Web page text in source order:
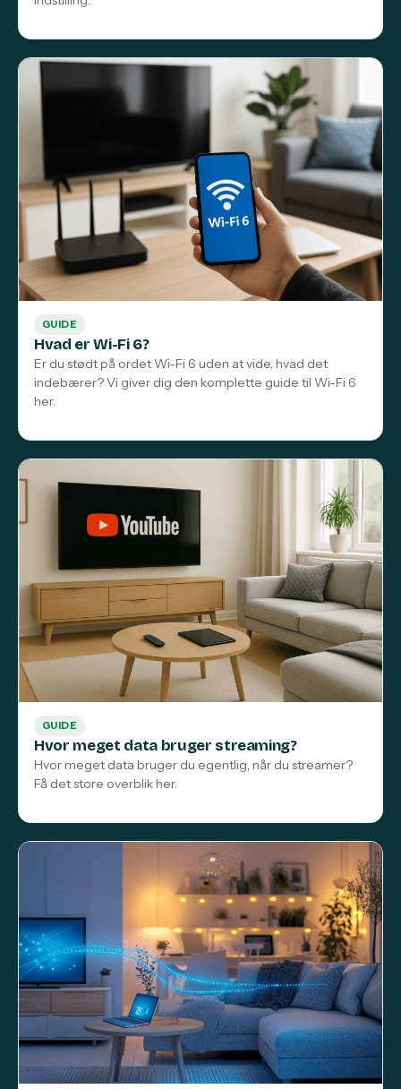
GUIDE
Hvad er Wi-Fi 6?
Er du stødt på ordet Wi-Fi 6 uden at vide, hvad det
indebærer? Vi giver dig den komplette guide til Wi-Fi 6
her.
GUIDE
Hvor meget data bruger streaming?
Hvor meget data bruger du egentlig, når du streamer?
Få det store overblik her.